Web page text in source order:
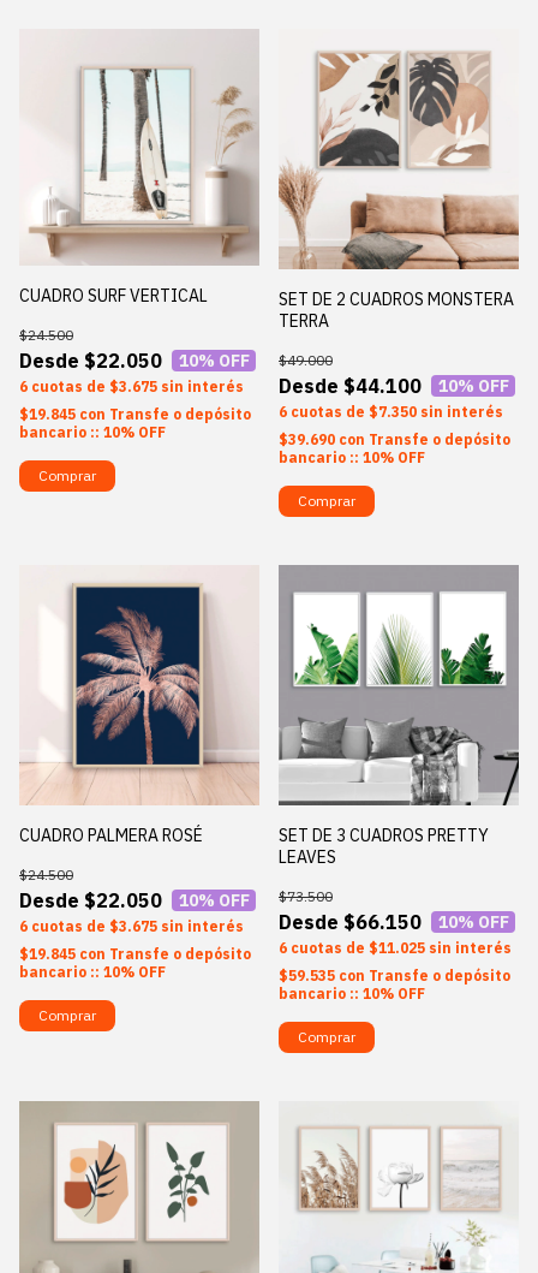
CUADRO SURF VERTICAL
$22.050
$24.500
10% OFF
6 $3.675 sin interés
$19.845 con Transfe o depósito
bancario :: 10% OFF
Comprar
SET DE 2 CUADROS MONSTERA
TERRA
$44.100
$49.000
10% OFF
6 $7.350 sin interés
$39.690 con Transfe o depósito
bancario :: 10% OFF
Comprar
CUADRO PALMERA ROSÉ
$22.050
$24.500
10% OFF
6 $3.675 sin interés
$19.845 con Transfe o depósito
bancario :: 10% OFF
Comprar
SET DE 3 CUADROS PRETTY
LEAVES
$66.150
$73.500
10% OFF
6 $11.025 sin interés
$59.535 con Transfe o depósito
bancario :: 10% OFF
Comprar